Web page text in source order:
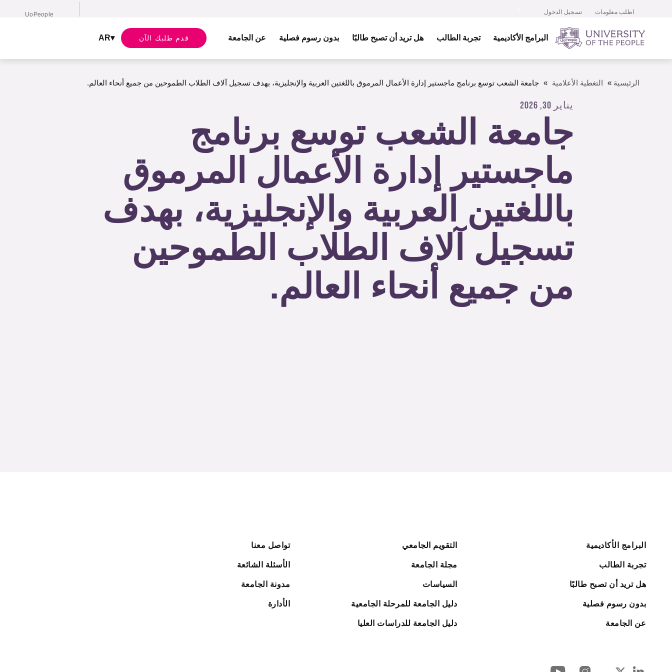
اطلب معلومات تسجيل الدخول
UoPeople
البرامج الأكاديمية تجربة الطالب هل تريد أن تصبح طالبًا بدون رسوم فصلية عن الجامعة قدم طلبك الآن AR
الرئيسية » التغطية الأعلامية » جامعة الشعب توسع برنامج ماجستير إدارة الأعمال المرموق باللغتين العربية والإنجليزية، بهدف تسجيل آلاف الطلاب الطموحين من جميع أنحاء العالم.
يناير 30, 2026
جامعة الشعب توسع برنامج
ماجستير إدارة الأعمال المرموق
باللغتين العربية والإنجليزية، بهدف
تسجيل آلاف الطلاب الطموحين
من جميع أنحاء العالم.
البرامج الأكاديمية
تجربة الطالب
هل تريد أن تصبح طالبًا
بدون رسوم فصلية
عن الجامعة
التقويم الجامعي
مجلة الجامعة
السياسات
دليل الجامعة للمرحلة الجامعية
دليل الجامعة للدراسات العليا
تواصل معنا
الأسئلة الشائعة
مدونة الجامعة
الأدارة